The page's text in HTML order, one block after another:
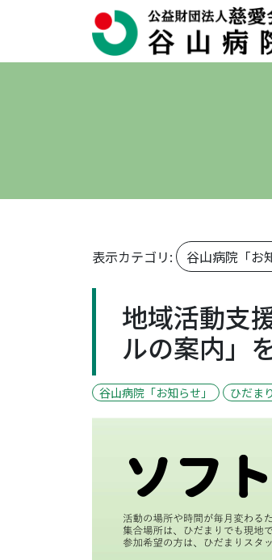
表示カテゴリ: 谷山病院「お
地域活動支
ルの案内」
谷山病院「お知らせ」 ひだま